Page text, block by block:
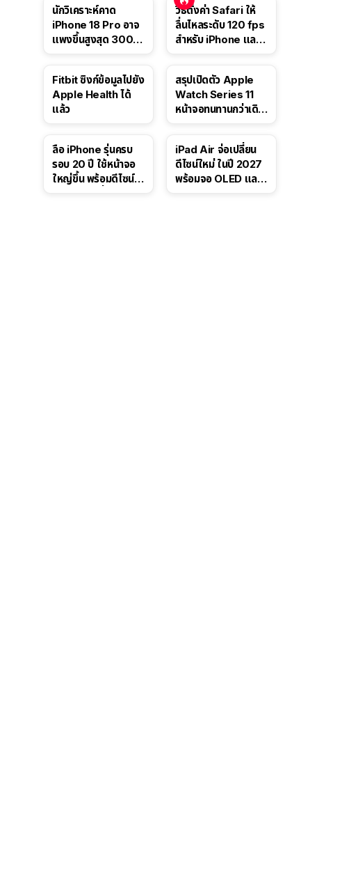
นักวิเคราะห์คาด
iPhone 18 Pro อาจ
แพงขึ้นสูงสุด 300
วิธีตั้งค่า Safari ให้
ลื่นไหลระดับ 120 fps
สำหรับ iPhone และ
Fitbit ซิงก์ข้อมูลไปยัง
Apple Health ได้
แล้ว
สรุปเปิดตัว Apple
Watch Series 11
หน้าจอทนทานกว่าเดิม
ลือ iPhone รุ่นครบ
รอบ 20 ปี ใช้หน้าจอ
ใหญ่ขึ้น พร้อมดีไซน์ไร้
iPad Air จ่อเปลี่ยน
ดีไซน์ใหม่ ในปี 2027
พร้อมจอ OLED และ